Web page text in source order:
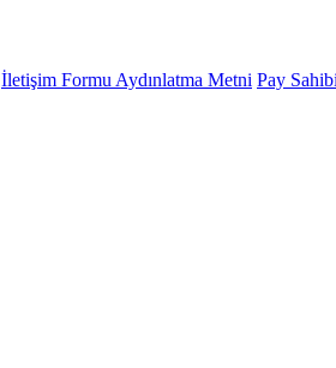
İletişim Formu Aydınlatma Metni Pay